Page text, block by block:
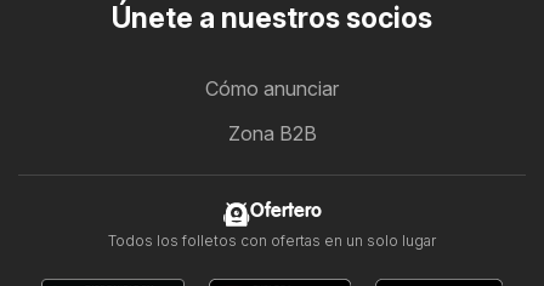
Únete a nuestros socios
Cómo anunciar
Zona B2B
Ofertero
Todos los folletos con ofertas en un solo lugar